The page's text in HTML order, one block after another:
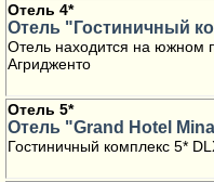
Отель 4*
Отель "Гостиничный
Отель находится на южном
Агридженто
Отель 5*
Отель "Grand Hotel
Гостиничный комплекс 5*